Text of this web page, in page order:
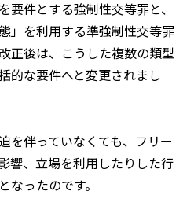
件とする強制性交等罪と、
」を利用する準強制性交等罪
正後は、こうした複数の類型
的な要件へと変更されまし
を伴っていなくても、フリー
響、立場を利用したりした行
なったのです。